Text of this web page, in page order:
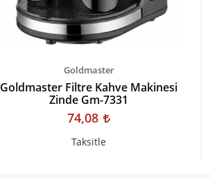
Goldmaster
Goldmaster Filtre Kahve Makinesi
Zinde Gm-7331
74,08
Taksitle